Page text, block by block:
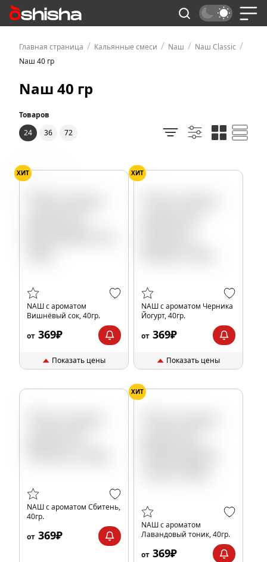
Главная страница / Кальянные смеси / Nаш / Nаш Classic /
Nаш 40 гр
Nаш 40 гр
Товаров
24
36 72
ХИТ
NАШ с ароматом
Вишнёвый сок, 40гр.
от 369₽
Показать цены
ХИТ
NАШ с ароматом Черника
Йогурт, 40гр.
от 369₽
Показать цены
NАШ с ароматом Сбитень,
40гр.
от 369₽
ХИТ
NАШ с ароматом
Лавандовый тоник, 40гр.
от 369₽